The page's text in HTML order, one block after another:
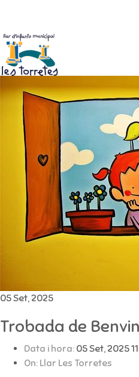
05 Set, 2025
Trobada de
Data i hora: 05 Set, 2025
On: Llar Les Torretes